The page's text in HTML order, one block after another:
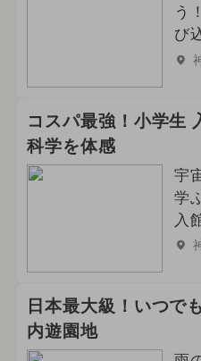
う
び
コスパ最強！小学生
科学を体感
宇
学
入
日本最大級！いつで
内遊園地